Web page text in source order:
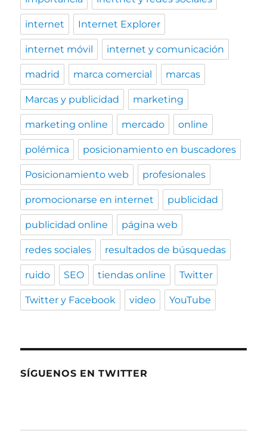
internet Internet Explorer
internet móvil internet y comunicación
madrid marca comercial marcas
Marcas y publicidad marketing
marketing online mercado online
polémica posicionamiento en buscadores
Posicionamiento web profesionales
promocionarse en internet publicidad
publicidad online página web
redes sociales resultados de búsquedas
ruido SEO tiendas online Twitter
Twitter y Facebook video YouTube
SÍGUENOS EN TWITTER